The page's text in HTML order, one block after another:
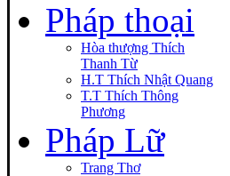
Pháp thoại
Hòa thượng Thích
Thanh Từ
H.T Thích Nhật Quang
T.T Thích Thông
Phương
Pháp Lữ
Trang Thơ